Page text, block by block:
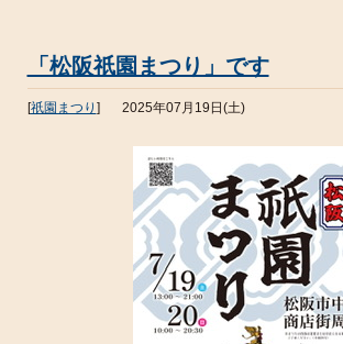
「松阪祇園まつり」です
[祇園まつり ] 2025年07月19日(土)